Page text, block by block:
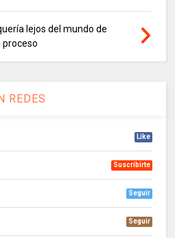
lejos del mundo de
proceso
REDES
Like
Suscribirte
Seguir
Seguir